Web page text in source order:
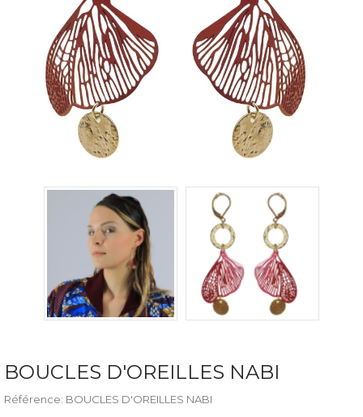
BOUCLES D'OREILLES NABI
Référence: BOUCLES D'OREILLES NABI